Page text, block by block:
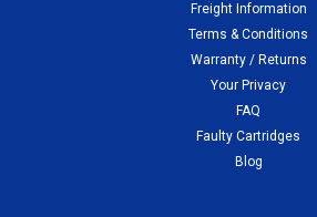
Freight Information
Terms & Conditions
Warranty / Returns
Your Privacy
FAQ
Faulty Cartridges
Blog